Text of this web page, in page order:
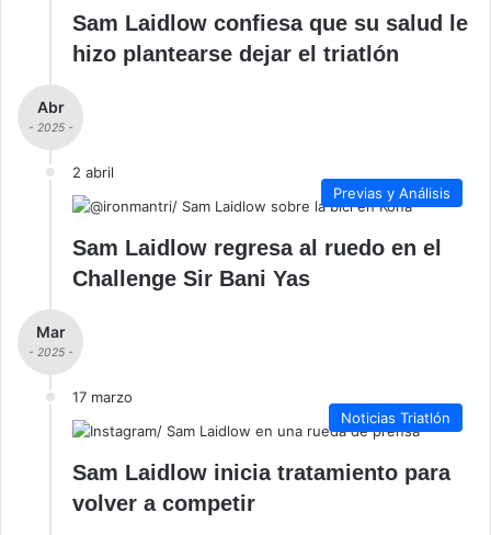
Sam Laidlow confiesa que su salud le
hizo plantearse dejar el triatlón
Abr
- 2025 -
2 abril
Previas y Análisis
Sam Laidlow regresa al ruedo en el
Challenge Sir Bani Yas
Mar
- 2025 -
17 marzo
Noticias Triatlón
Sam Laidlow inicia tratamiento para
volver a competir